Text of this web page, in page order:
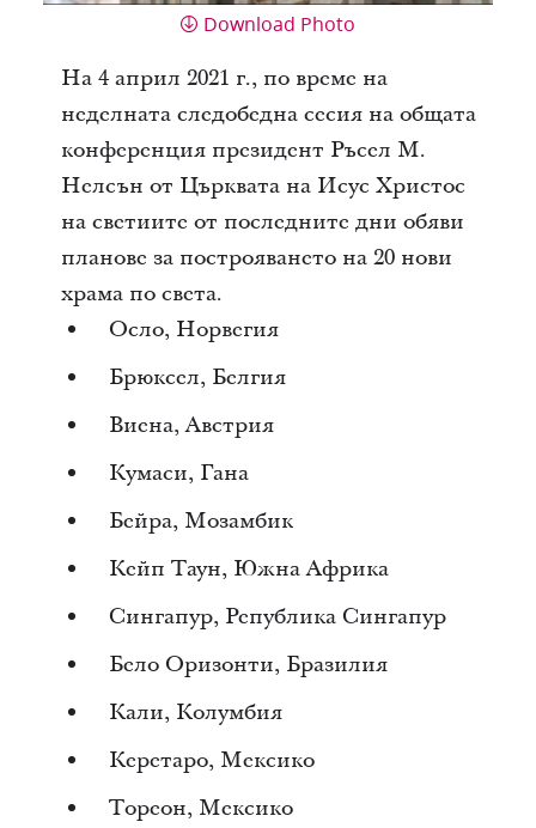
Download Photo
На 4 април 2021 г., по време на
неделната следобедна сесия на общата
конференция президент Ръсел М.
Нелсън от Църквата на Исус Христос
на светиите от последните дни обяви
планове за построяването на 20 нови
храма по света.
Осло, Норвегия
Брюксел, Белгия
Виена, Австрия
Кумаси, Гана
Бейра, Мозамбик
Кейп Таун, Южна Африка
Сингапур, Република Сингапур
Бело Оризонти, Бразилия
Кали, Колумбия
Керетаро, Мексико
Тореон, Мексико